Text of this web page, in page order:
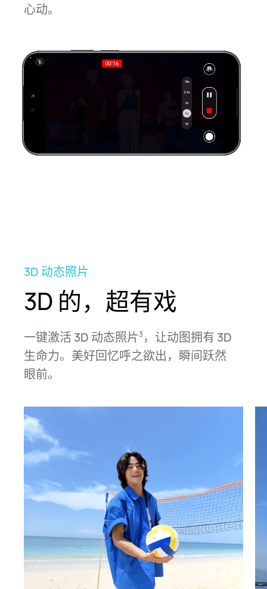
心动。
3D 动态照片
3D 的，超有戏
一键激活 3D 动态照片3 ，让动图拥有 3D
生命力。美好回忆呼之欲出，瞬间跃然
眼前。